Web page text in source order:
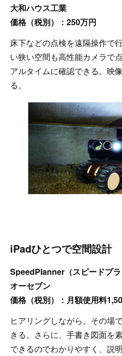
大和ハウス工業
価格（税別）：250万円
床下などの点検を遠隔操作で
い狭い空間も高性能カメラで
アルタイムに確認できる。映
る。
iPadひとつで空間設計
SpeedPlanner（スピードプラ
オーセブン
価格（税別）：月額使用料
ヒアリングしながら、その場
きる。さらに、手書き図面を
できるのでわかりやすく、説